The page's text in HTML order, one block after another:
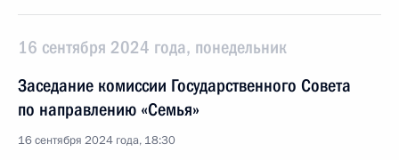
16 сентября 2024 года, понедельник
Заседание комиссии Государственного Совета
по направлению «Семья»
16 сентября 2024 года, 18:30